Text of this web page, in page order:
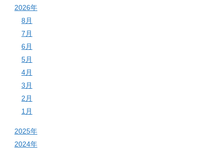
2026年
8月
7月
6月
5月
4月
3月
2月
1月
2025年
2024年